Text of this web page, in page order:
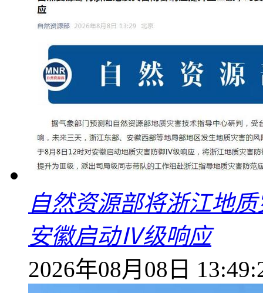
自然资源部将浙江地
安徽启动Ⅳ级响应
2026年08月08日